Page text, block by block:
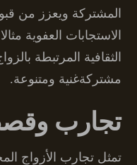
المشتركة ويعزز من
الاستجابات العفوية
الثقافية المرتبطة
مشتركةغنية ومتنوعة.
تجارب
تمثل تجارب الأزواج